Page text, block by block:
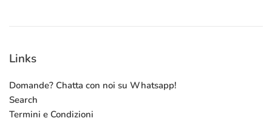
Links
Domande? Chatta con noi su Whatsapp!
Search
Termini e Condizioni